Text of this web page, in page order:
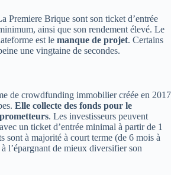
Premiere Brique sont son ticket d’entrée
ainsi que son rendement élevé. Le
est le manque de projet. Certains
une vingtaine de secondes.
de crowdfunding immobilier créée en 2017
Elle collecte des fonds pour le
. Les investisseurs peuvent
un ticket d’entrée minimal à partir de 1
sont à majorité à court terme (de 6 mois à
l’épargnant de mieux diversifier son